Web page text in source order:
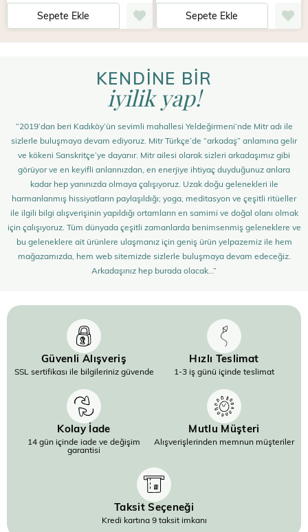
Sepete Ekle Sepete Ekle
KENDİNE BİR
iyilik yap!
“2019’dan beri Kadıköy’ün sevimli mahallesi Yeldeğirmeni’nde Mitr adı ile
sizlerle buluşmaya devam ediyoruz. Mitr Türkçe’de “arkadaş” anlamına gelir
ve kökeni Sanskritçe’ye dayanır. Mitr ailesi olarak sizleri arkadaşımız gibi
görüyor ve en keyifli anlarınızdan, en enerjiye ihtiyaç duyduğunuz anlara
kadar hep yanınızda olmaya çalışıyoruz. Uzak doğu gelenekleri ile
harmanlanmış hissiyatların paylaşıldığı; yoga, meditasyon ve çeşitli ritüeller
ile ilgili bilgi alışverişinin yapıldığı ortamların en samimi ve doğal olanı olmak
için çalışıyoruz. Tüm dünyada çeşitli zamanlarda benimsenmiş geleneklere ve
bu geleneklere ait ürünlere ulaşmanız için geniş ürün yelpazemiz ile hem
mağazamızda, hem web sitemizde sizlerle buluşmaya devam edeceğiz.
Arkadaşınız hep burada olacak…”
Güvenli Alışveriş
SSL sertifikası ile bilgileriniz güvende
Hızlı Teslimat
1-3 iş günü içinde teslimat
Kolay İade
14 gün içinde iade ve değişim
garantisi
Mutlu Müşteri
Alışverişlerinden memnun müşteriler
Taksit Seçeneği
Kredi kartına 9 taksit imkanı